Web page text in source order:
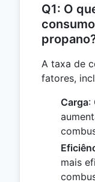
Q1: O
A taxa de
fatores,
Carga:
mais